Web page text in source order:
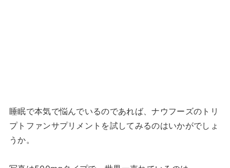
睡眠で本気で悩んでいるのであれば、ナウフーズのトリ
プトファンサプリメントを試してみるのはいかがでしょ
うか。